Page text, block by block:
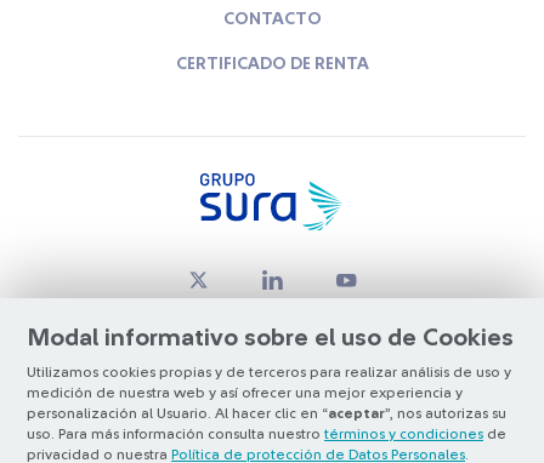
Modal informativo sobre el uso de Cookies
Utilizamos cookies propias y de terceros para realizar análisis de uso y
medición de nuestra web y así ofrecer una mejor experiencia y
personalización al Usuario. Al hacer clic en “aceptar”, nos autorizas su
uso. Para más información consulta nuestro términos y condiciones de
privacidad o nuestra Política de protección de Datos Personales
CONTACTO
CERTIFICADO DE RENTA
© Copyright Grupo SURA 2026